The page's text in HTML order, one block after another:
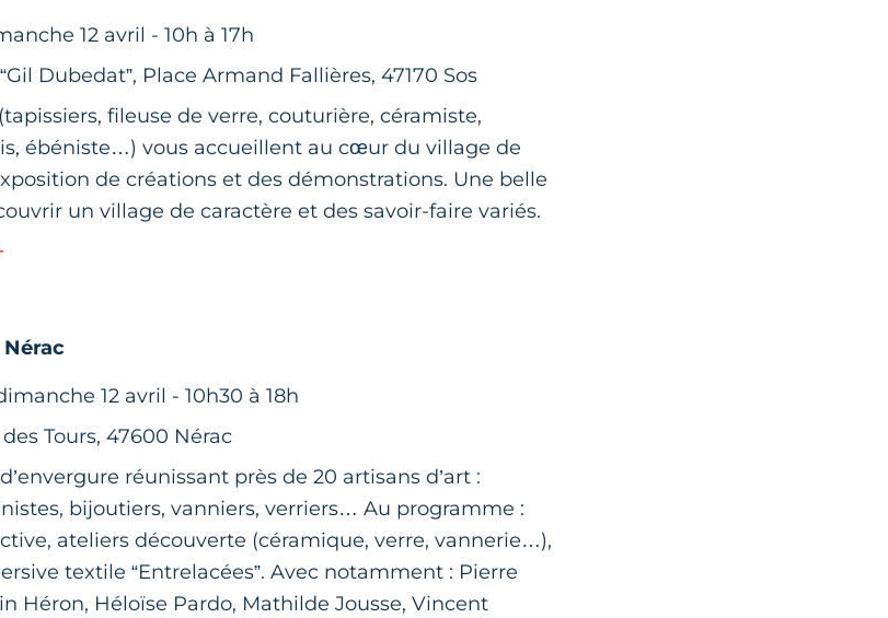
12 avril - 10h à 17h
Dubedat”, Place Armand Fallières, 47170 Sos
fileuse de verre, couturière, céramiste,
ébéniste…) vous accueillent au cœur du village de
de créations et des démonstrations. Une belle
un village de caractère et des savoir-faire variés.
12 avril - 10h30 à 18h
Tours, 47600 Nérac
réunissant près de 20 artisans d’art :
bijoutiers, vanniers, verriers… Au programme :
ateliers découverte (céramique, verre, vannerie…),
textile “Entrelacées”. Avec notamment : Pierre
Héron, Héloïse Pardo, Mathilde Jousse, Vincent